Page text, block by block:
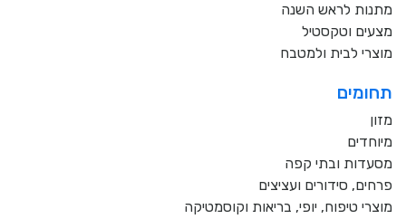
מתנות לראש השנה
מצעים וטקסטיל
מוצרי לבית ולמטבח
תחומים
מזון
מיוחדים
מסעדות ובתי קפה
פרחים, סידורים ועציצים
מוצרי טיפוח, יופי, בריאות וקוסמטיקה